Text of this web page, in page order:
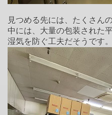
見つめる先には、たくさん
中には、大量の包装された
湿気を防ぐ工夫だそうです。